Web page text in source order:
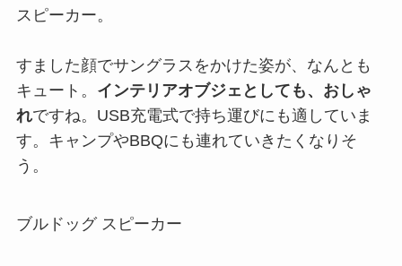
スピーカー。
すました顔でサングラスをかけた姿が、なんとも
キュート。 インテリアオブジェとしても、おしゃ
れですね。USB充電式で持ち運びにも適していま
す。キャンプやBBQにも連れていきたくなりそ
う。
ブルドッグ スピーカー